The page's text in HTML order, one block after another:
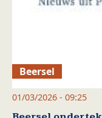
Beersel
01/03/2026 - 09:25